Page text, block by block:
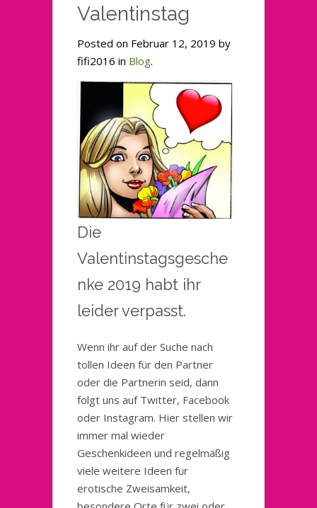
Valentinstag
Posted on Februar 12, 2019 by
fifi2016 in Blog.
Die
Valentinstagsgesche
nke 2019 habt ihr
leider verpasst.
Wenn ihr auf der Suche nach
tollen Ideen für den Partner
oder die Partnerin seid, dann
folgt uns auf Twitter, Facebook
oder Instagram. Hier stellen wir
immer mal wieder
Geschenkideen und regelmäßig
viele weitere Ideen für
erotische Zweisamkeit,